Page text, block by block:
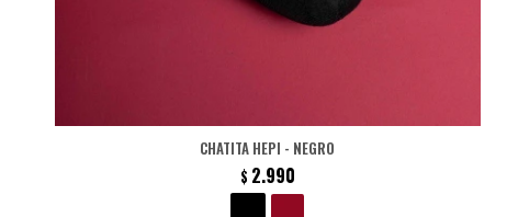
CHATITA HEPI - NEGRO
$ 2.990